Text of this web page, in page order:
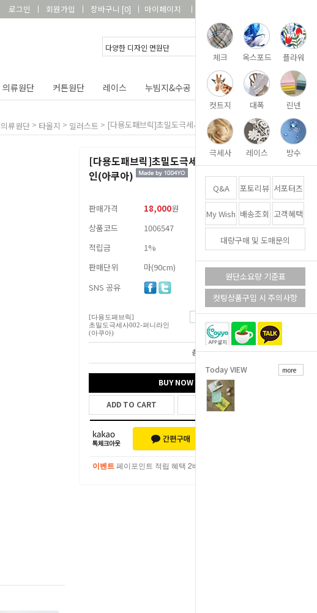
체크 옥스포드 플라워
컷트지 대폭 린넨
극세사 레이스 방수
Q&A 포토리뷰 서포터즈
My Wish 배송조회 고객혜택
대량구매 및 도매문의
원단소요량 기준표
컷팅상품구입 시 주의사항
Today VIEW more
로그인 회원가입 장바구니 [0] 마이페이지
의류원단 커튼원단 레이스 누빔지&수공 DIY&패키지 부자재
의류원단 > 타올지 > 일러스트 > [다용도패브릭]초밀도극세사002-퍼니라인(아쿠아)
[다용도패브릭]초밀도극세사002-퍼니라
인(아쿠아)
판매가격 18,000원
상품코드
1006547
적립금
1%
판매단위
마(90cm)
SNS 공유
[다용도패브릭]
초밀도극세사002-퍼니라인
(아쿠아)
총 상품 금액 18,000 원
BUY NOW
ADD TO CART WISH LIST
이벤트 페이포인트 적립 혜택 2배 UP!